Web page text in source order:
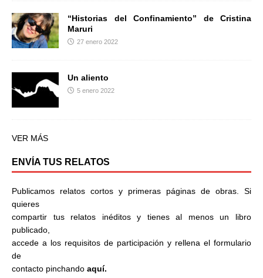
“Historias del Confinamiento” de Cristina
Maruri
27 enero 2022
Un aliento
5 enero 2022
VER MÁS
ENVÍA TUS RELATOS
Publicamos relatos cortos y primeras páginas de obras. Si
quieres
compartir tus relatos inéditos y tienes al menos un libro
publicado,
accede a los requisitos de participación y rellena el formulario
de
contacto pinchando aquí.